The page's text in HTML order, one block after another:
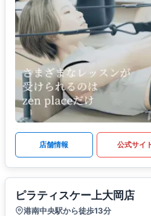
店舗情報 公式サイ
ピラティスケー上大岡店
港南中央駅から徒歩13分